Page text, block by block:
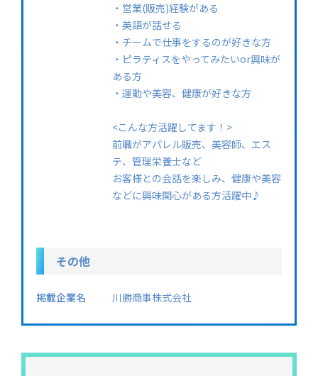
・営業(販売)経験がある
・英語が話せる
・チームで仕事をするのが好きな方
・ピラティスをやってみたいor興味が
ある方
・運動や美容、健康が好きな方
<こんな方活躍してます！>
前職がアパレル販売、美容師、エス
テ、管理栄養士など
お客様との会話を楽しみ、健康や美容
などに興味関心がある方活躍中♪
その他
掲載企業名 川勝商事株式会社